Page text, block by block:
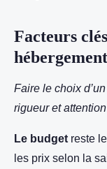
Facteurs
Faire le choix
rigueur et
Le budget reste
les prix selon la